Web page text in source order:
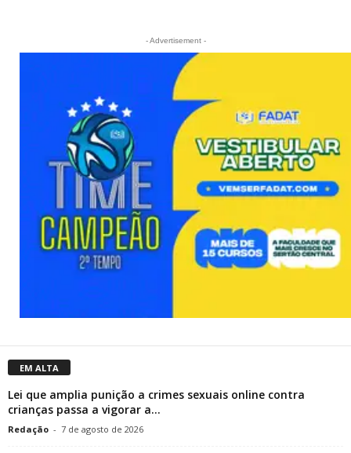
- Advertisement -
EM ALTA
Lei que amplia punição a crimes sexuais online contra
crianças passa a vigorar a...
Redação - 7 de agosto de 2026